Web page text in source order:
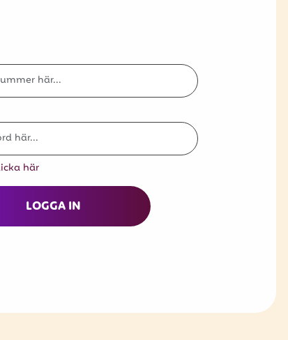
här
LOGGA IN